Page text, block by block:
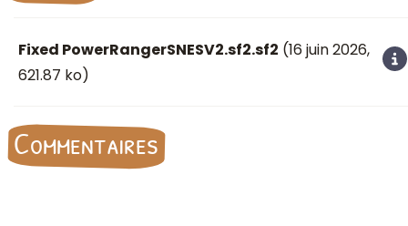
Fixed PowerRangerSNESV2.sf2.sf2 (16 juin 2026,
621.87 ko)
Commentaires